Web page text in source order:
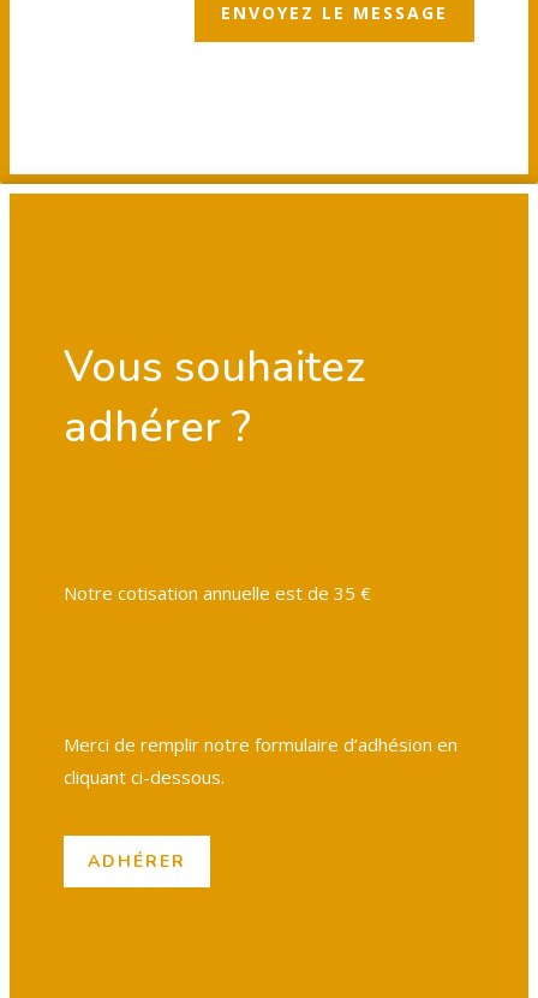
ENVOYEZ LE MESSAGE
Vous souhaitez
adhérer ?
Notre cotisation annuelle est de 35 €
Merci de remplir notre formulaire d’adhésion en
cliquant ci-dessous.
ADHÉRER